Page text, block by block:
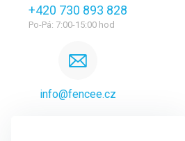
+420 730 893 828
Po-Pá: 7:00-15:00 hod
info@fencee.cz